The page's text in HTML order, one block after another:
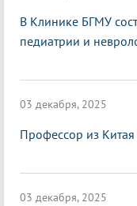
В Клинике БГМУ
педиатрии и
03 декабря, 2025
Профессор из
03 декабря, 2025